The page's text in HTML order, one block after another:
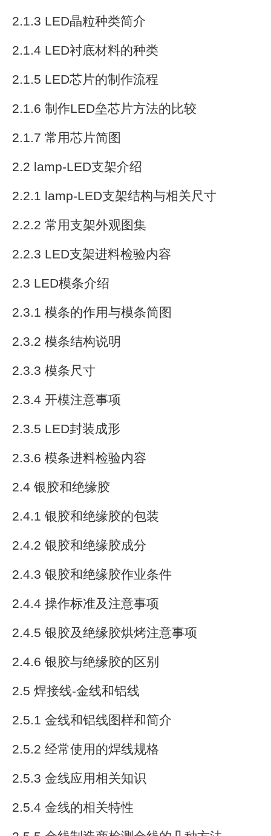
2.1.3 LED晶粒种类简介
2.1.4 LED衬底材料的种类
2.1.5 LED芯片的制作流程
2.1.6 制作LED垒芯片方法的比较
2.1.7 常用芯片简图
2.2 lamp-LED支架介绍
2.2.1 lamp-LED支架结构与相关尺寸
2.2.2 常用支架外观图集
2.2.3 LED支架进料检验内容
2.3 LED模条介绍
2.3.1 模条的作用与模条简图
2.3.2 模条结构说明
2.3.3 模条尺寸
2.3.4 开模注意事项
2.3.5 LED封装成形
2.3.6 模条进料检验内容
2.4 银胶和绝缘胶
2.4.1 银胶和绝缘胶的包装
2.4.2 银胶和绝缘胶成分
2.4.3 银胶和绝缘胶作业条件
2.4.4 操作标准及注意事项
2.4.5 银胶及绝缘胶烘烤注意事项
2.4.6 银胶与绝缘胶的区别
2.5 焊接线-金线和铝线
2.5.1 金线和铝线图样和简介
2.5.2 经常使用的焊线规格
2.5.3 金线应用相关知识
2.5.4 金线的相关特性